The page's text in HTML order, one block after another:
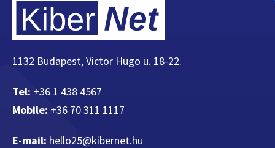
1132 Budapest, Victor Hugo u. 18-22.
Tel: +36 1 438 4567
Mobile: +36 70 311 1117
E-mail: hello25@kibernet.hu